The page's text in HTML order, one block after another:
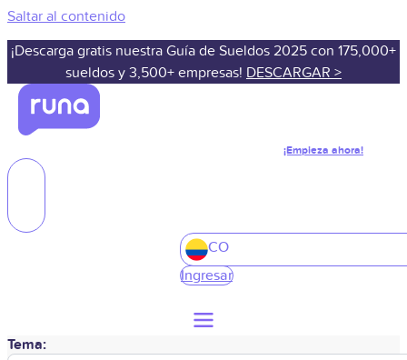
Saltar al contenido
¡Descarga gratis nuestra Guía de Sueldos 2025 con 175,000+
sueldos y 3,500+ empresas! DESCARGAR >
¡Empieza ahora!
CO
Ingresar
Tema: